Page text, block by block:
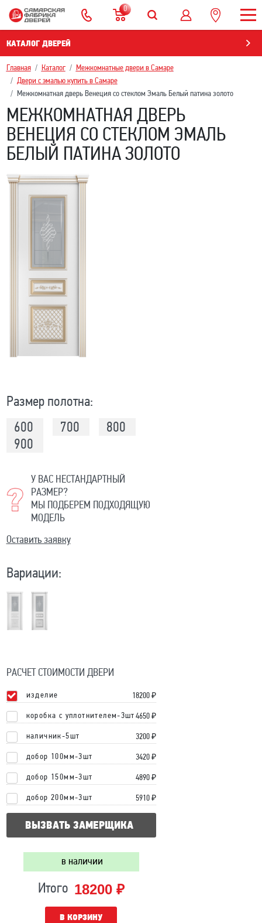
0
КАТАЛОГ ДВЕРЕЙ
Главная Каталог
Межкомнатные двери в Самаре
Двери с эмалью купить в Самаре
Межкомнатная дверь Венеция со стеклом Эмаль Белый патина золото
МЕЖКОМНАТНАЯ ДВЕРЬ
ВЕНЕЦИЯ СО СТЕКЛОМ ЭМАЛЬ
БЕЛЫЙ ПАТИНА ЗОЛОТО
Размер полотна:
600
700
800
900
У ВАС НЕСТАНДАРТНЫЙ
РАЗМЕР?
МЫ ПОДБЕРЕМ ПОДХОДЯЩУЮ
МОДЕЛЬ
Оставить заявку
Вариации:
РАСЧЕТ СТОИМОСТИ ДВЕРИ
изделие 18200₽
коробка с уплотнителем-3шт 4650 ₽
наличник-5шт 3200 ₽
добор 100мм-3шт 3420 ₽
добор 150мм-3шт 4890 ₽
добор 200мм-3шт 5910 ₽
ВЫЗВАТЬ ЗАМЕРЩИКА
в наличии
Итого 18200 ₽
В КОРЗИНУ